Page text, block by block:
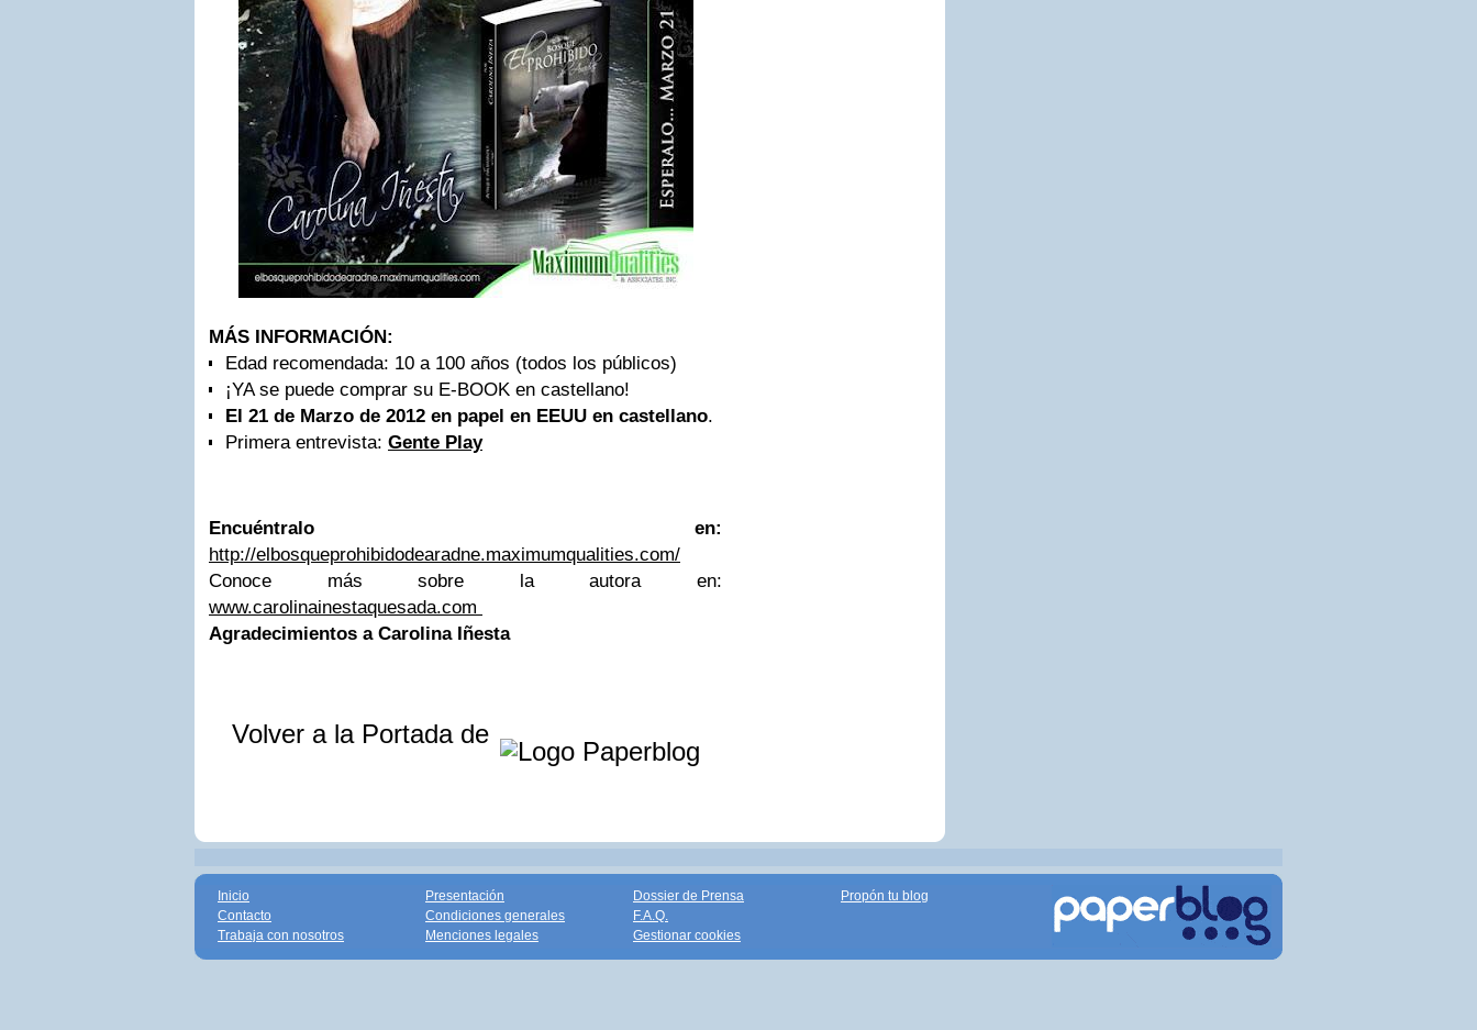
MÁS INFORMACIÓN:
Edad recomendada: 10 a 100 años (todos los públicos)
¡YA se puede comprar su E-BOOK en castellano!
El 21 de Marzo de 2012 en papel en EEUU en castellano.
Primera entrevista: Gente Play
Encuéntralo en:
http://elbosqueprohibidodearadne.maximumqualities.com/
Conoce más sobre la autora en:
www.carolinainestaquesada.com
Agradecimientos a Carolina Iñesta
Volver a la Portada de
Inicio
Contacto
Trabaja con nosotros
Presentación
Condiciones generales
Menciones legales
Dossier de Prensa
F.A.Q.
Gestionar cookies
Propón tu blog